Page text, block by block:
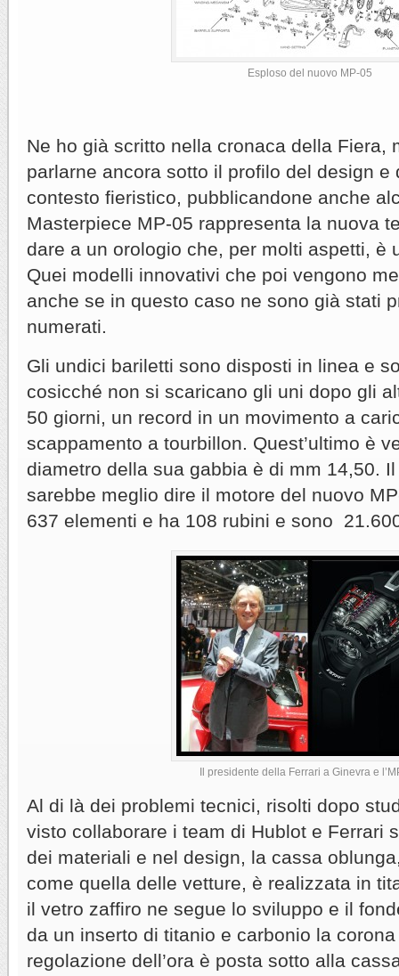
Esploso del nuovo MP-05
Ne ho già scritto nella cronaca della Fiera,
parlarne ancora sotto il profilo del design e
contesto fieristico, pubblicandone anche
Masterpiece MP-05 rappresenta la nuova
dare a un orologio che, per molti aspetti, è
Quei modelli innovativi che poi vengono
anche se in questo caso ne sono già stati
numerati.
Gli undici bariletti sono disposti in linea e
cosicché non si scaricano gli uni dopo gli
50 giorni, un record in un movimento a
scappamento a tourbillon. Quest’ultimo è
diametro della sua gabbia è di mm 14,50.
sarebbe meglio dire il motore del nuovo
637 elementi e ha 108 rubini e sono
Il presidente della Ferrari a Ginevra e
Al di là dei problemi tecnici, risolti dopo
visto collaborare i team di Hublot e Ferrari
dei materiali e nel design, la cassa
come quella delle vetture, è realizzata in
il vetro zaffiro ne segue lo sviluppo e il
da un inserto di titanio e carbonio la
regolazione dell’ora è posta sotto alla